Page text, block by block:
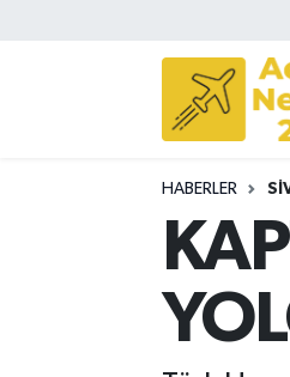
HABERLER
Sivil Havacılık